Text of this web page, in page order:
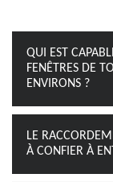
QUI EST
FENÊTRES DE
ENVIRONS ?
LE
À CONFIER À